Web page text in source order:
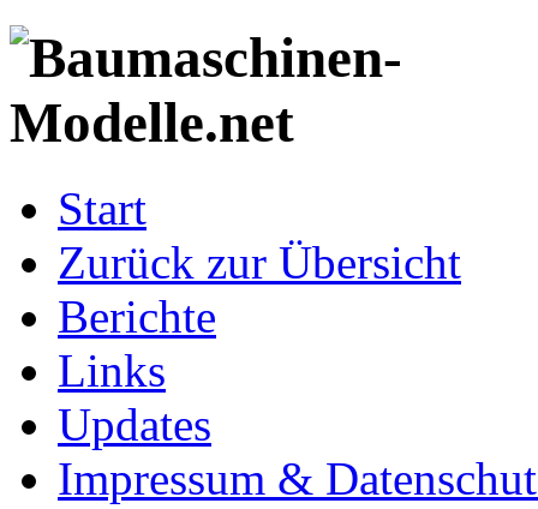
Start
Zurück zur Übersicht
Berichte
Links
Updates
Impressum &